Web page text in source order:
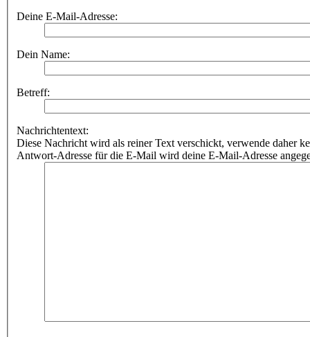
Deine E-Mail-Adresse:
Dein Name:
Betreff:
Nachrichtentext:
Diese Nachricht wird als reiner Text verschickt, verwende daher
Antwort-Adresse für die E-Mail wird deine E-Mail-Adresse